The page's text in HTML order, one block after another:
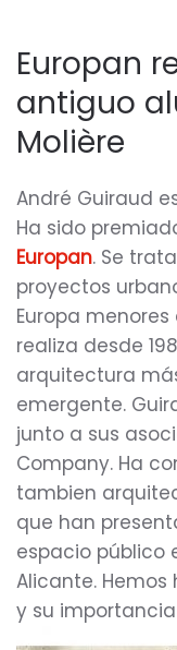
Europan
antiguo
Molière
André Guiraud
Ha sido
Europan. Se
proyectos
Europa
realiza desde
arquitectura
emergente.
junto a sus
Company. Ha
tambien
que han
espacio público
Alicante.
y su